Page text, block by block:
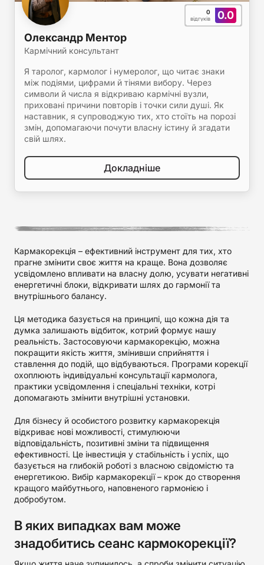
0.0
0
відгуків
Олександр Ментор
Кармічний консультант
Я таролог, кармолог і нумеролог, що читає знаки
між подіями, цифрами й тінями вибору. Через
символи й числа я відкриваю кармічні вузли,
приховані причини повторів і точки сили душі. Як
наставник, я супроводжую тих, хто стоїть на порозі
змін, допомагаючи почути власну істину й згадати
свій шлях.
Докладніше
Кармакорекція – ефективний інструмент для тих, хто
прагне змінити своє життя на краще. Вона дозволяє
усвідомлено впливати на власну долю, усувати негативні
енергетичні блоки, відкривати шлях до гармонії та
внутрішнього балансу.
Ця методика базується на принципі, що кожна дія та
думка залишають відбиток, котрий формує нашу
реальність. Застосовуючи кармакорекцію, можна
покращити якість життя, змінивши сприйняття і
ставлення до подій, що відбуваються. Програми корекції
охоплюють індивідуальні консультації кармолога,
практики усвідомлення і спеціальні техніки, котрі
допомагають змінити внутрішні установки.
Для бізнесу й особистого розвитку кармакорекція
відкриває нові можливості, стимулюючи
відповідальність, позитивні зміни та підвищення
ефективності. Це інвестиція у стабільність і успіх, що
базується на глибокій роботі з власною свідомістю та
енергетикою. Вибір кармакорекції – крок до створення
кращого майбутнього, наповненого гармонією і
добробутом.
В яких випадках вам може
знадобитись сеанс кармокорекції?